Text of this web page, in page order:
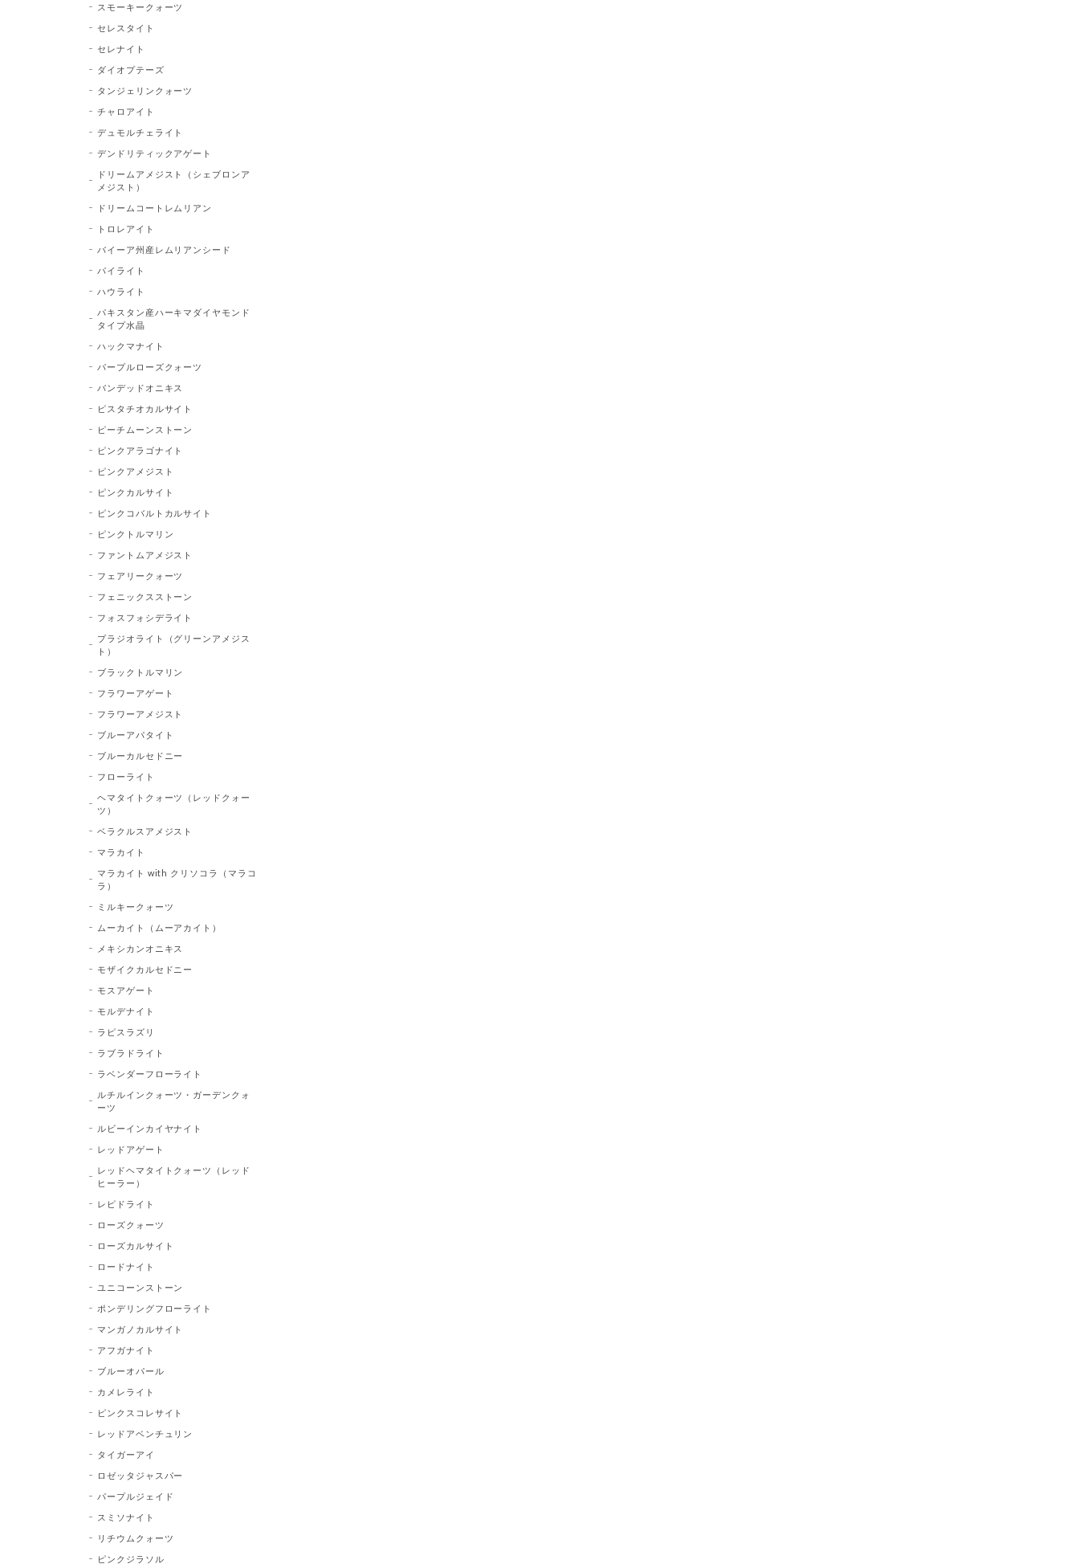
スモーキークォーツ
セレスタイト
セレナイト
ダイオプテーズ
タンジェリンクォーツ
チャロアイト
デュモルチェライト
デンドリティックアゲート
ドリームアメジスト（シェブロンア
メジスト）
ドリームコートレムリアン
トロレアイト
バイーア州産レムリアンシード
パイライト
ハウライト
パキスタン産ハーキマダイヤモンド
タイプ水晶
ハックマナイト
パープルローズクォーツ
バンデッドオニキス
ピスタチオカルサイト
ピーチムーンストーン
ピンクアラゴナイト
ピンクアメジスト
ピンクカルサイト
ピンクコバルトカルサイト
ピンクトルマリン
ファントムアメジスト
フェアリークォーツ
フェニックスストーン
フォスフォシデライト
プラジオライト（グリーンアメジス
ト）
ブラックトルマリン
フラワーアゲート
フラワーアメジスト
ブルーアパタイト
ブルーカルセドニー
フローライト
ヘマタイトクォーツ（レッドクォー
ツ）
ベラクルスアメジスト
マラカイト
マラカイト with クリソコラ（マラコ
ラ）
ミルキークォーツ
ムーカイト（ムーアカイト）
メキシカンオニキス
モザイクカルセドニー
モスアゲート
モルデナイト
ラピスラズリ
ラブラドライト
ラベンダーフローライト
ルチルインクォーツ・ガーデンクォ
ーツ
ルビーインカイヤナイト
レッドアゲート
レッドヘマタイトクォーツ（レッド
ヒーラー）
レピドライト
ローズクォーツ
ローズカルサイト
ロードナイト
ユニコーンストーン
ポンデリングフローライト
マンガノカルサイト
アフガナイト
ブルーオパール
カメレライト
ピンクスコレサイト
レッドアベンチュリン
タイガーアイ
ロゼッタジャスパー
パープルジェイド
スミソナイト
リチウムクォーツ
ピンクジラソル